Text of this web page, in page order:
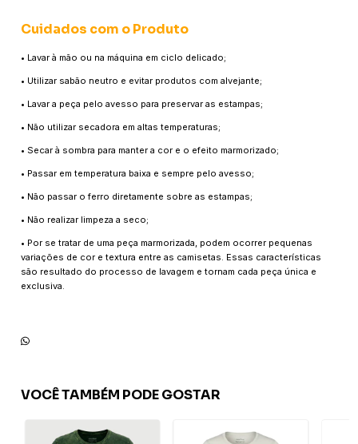
Cuidados com o Produto
• Lavar à mão ou na máquina em ciclo delicado;
• Utilizar sabão neutro e evitar produtos com alvejante;
• Lavar a peça pelo avesso para preservar as estampas;
• Não utilizar secadora em altas temperaturas;
• Secar à sombra para manter a cor e o efeito marmorizado;
• Passar em temperatura baixa e sempre pelo avesso;
• Não passar o ferro diretamente sobre as estampas;
• Não realizar limpeza a seco;
• Por se tratar de uma peça marmorizada, podem ocorrer pequenas
variações de cor e textura entre as camisetas. Essas características
são resultado do processo de lavagem e tornam cada peça única e
exclusiva.
VOCÊ TAMBÉM PODE GOSTAR